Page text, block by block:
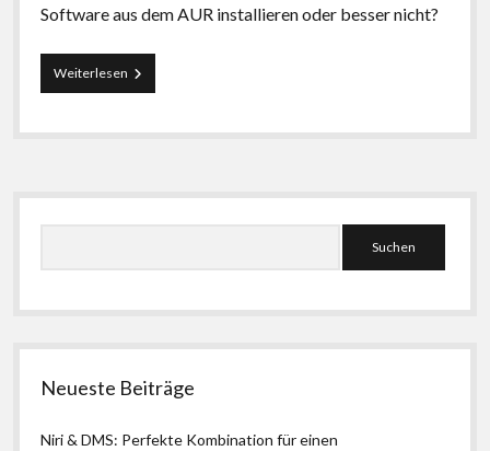
Software aus dem AUR installieren oder besser nicht?
WeiterlesenSoftware
aus
AUR:
Seitenleiste
Neueste Beiträge
Niri & DMS: Perfekte Kombination für einen